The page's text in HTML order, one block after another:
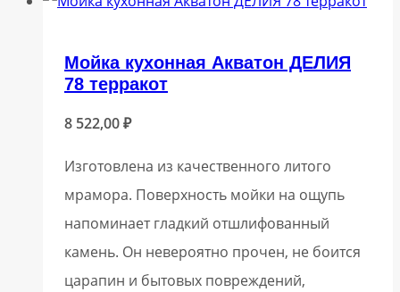
Мойка кухонная Акватон ДЕЛИЯ
78 терракот
8 522,00₽
Изготовлена из качественного литого
мрамора. Поверхность мойки на ощупь
напоминает гладкий отшлифованный
камень. Он невероятно прочен, не боится
царапин и бытовых повреждений,